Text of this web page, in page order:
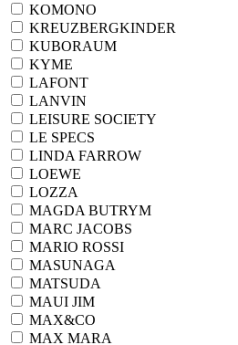
KOMONO
KREUZBERGKINDER
KUBORAUM
KYME
LAFONT
LANVIN
LEISURE SOCIETY
LE SPECS
LINDA FARROW
LOEWE
LOZZA
MAGDA BUTRYM
MARC JACOBS
MARIO ROSSI
MASUNAGA
MATSUDA
MAUI JIM
MAX&CO
MAX MARA